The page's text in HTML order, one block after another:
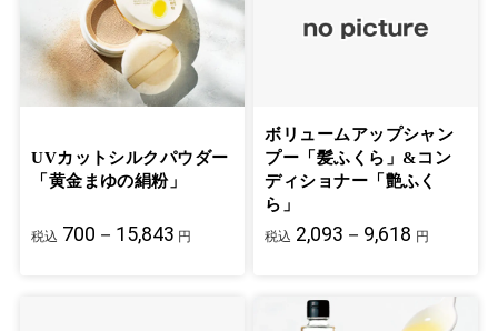
UVカットシルクパウダー
「黄金まゆの絹粉」
税込 700－15,843 円
ボリュームアップシャン
プー「髪ふくら」&コン
ディショナー「艶ふく
ら」
税込 2,093－9,618 円